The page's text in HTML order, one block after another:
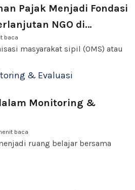
Pajak Menjadi Fondasi
NGO di
baca
masyarakat sipil (OMS) atau
Monitoring &
baca
ruang belajar bersama